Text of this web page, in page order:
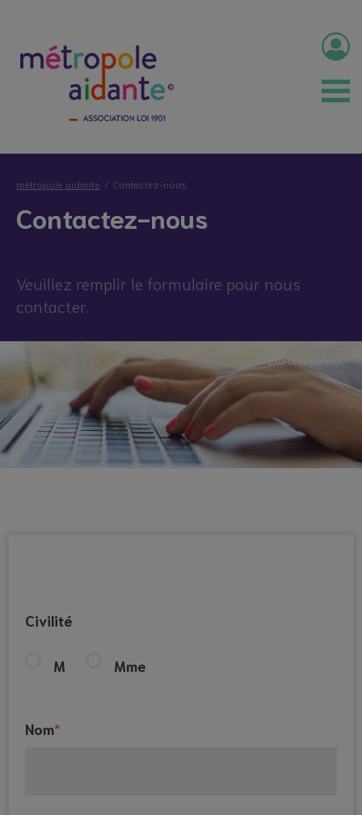
métropole aidante Contactez-nous
Contactez-nous
Veuillez remplir le formulaire pour nous
contacter.
© Droits réservés*
Civilité
M Mme
Nom*